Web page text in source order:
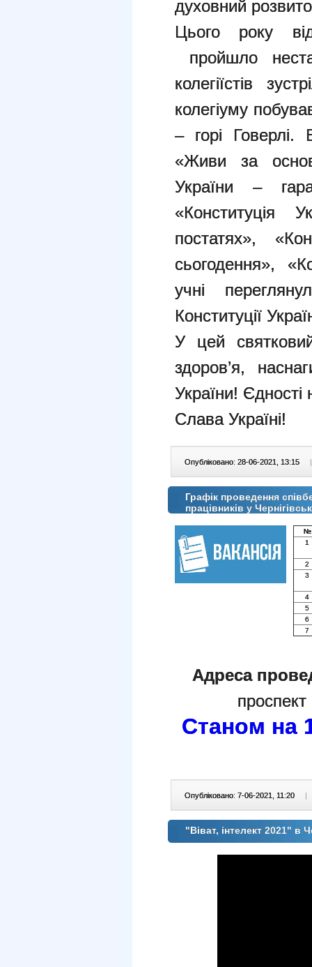
духовний
Цього року
пройшло
колегіїстів
колегіуму
– горі Говерлі.
«Живи за
України –
«Конституція
постатях»,
сьогодення»,
учні
Конституції
У цей
здоров’я,
України! Єдності
Слава Україні!
Опубліковано: 28-06-2021, 13:15
Графік проведення
працівників у
№
1
2
3
4
5
6
7
Адреса
Станом на
Опубліковано: 7-06-2021, 11:20
"Віват, інтелект 2021" в